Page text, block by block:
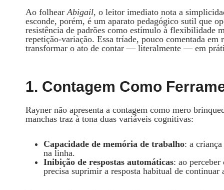
Ao folhear Abigail, o leitor imediato nota a
esconde, porém, é um aparato pedagógico sutil que
resistência de padrões como estímulo à flexibilidade
repetição‑variação. Essa tríade, pouco comentada
transformar o ato de contar — literalmente — em
1. Contagem Como
Rayner não apresenta a contagem como mero
manchas traz à tona duas variáveis cognitivas:
Capacidade de memória de trabalho: a
na linha.
Inibição de respostas automáticas: ao perceber
precisa suprimir a resposta habitual de continuar